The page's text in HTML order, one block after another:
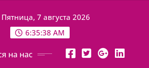
Пятница, 7 августа 2026
6:35:39 AM
на нас